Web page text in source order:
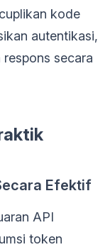
kode
autentikasi,
secara
Efektif
API
token